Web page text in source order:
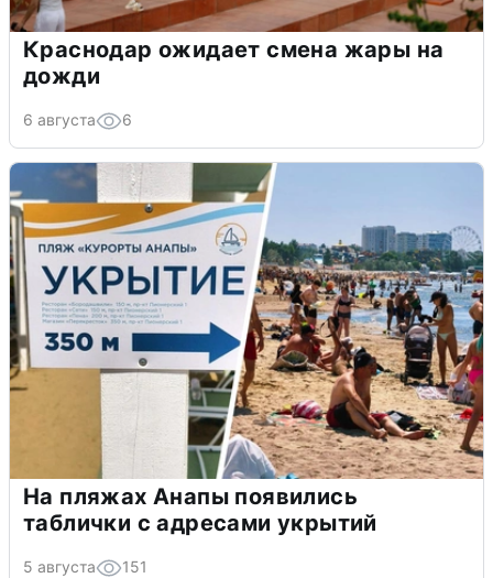
Краснодар ожидает смена жары на
дожди
6 августа 6
На пляжах Анапы появились
таблички с адресами укрытий
5 августа 151